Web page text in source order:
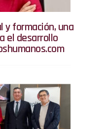
y formación, una
el desarrollo